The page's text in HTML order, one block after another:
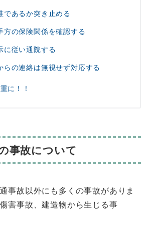
あるか突き止める
の保険関係を確認する
従い通院する
の連絡は無視せず対応する
に！！
事故について
事故以外にも多くの事故がありま
害事故、建造物から生じる事